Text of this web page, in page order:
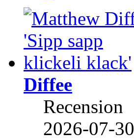
Diffee
Recension
2026-07-30